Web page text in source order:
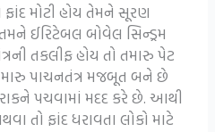
મોટી હોય તેમને સૂરણ
ઈરિટેબલ બોવેલ સિન્ડ્રમ
તકલીફ હોય તો તમારુ પેટ
પાચનતંત્ર મજબૂત બને છે
પચવામાં મદદ કરે છે. આથી
તો ફાંદ ધરાવતા લોકો માટે